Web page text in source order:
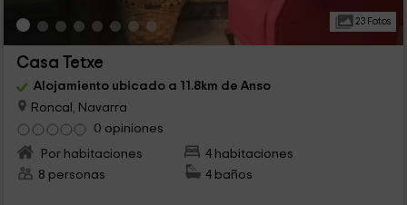
23 Fotos
Casa Tetxe
Alojamiento ubicado a 11.8km de Anso
Roncal, Navarra
0 opiniones
Por habitaciones
4 habitaciones
8 personas
4 baños